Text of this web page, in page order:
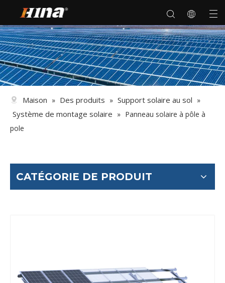
Maison » Des produits » Support solaire au sol »
Système de montage solaire » Panneau solaire à pôle à
pole
CATÉGORIE DE PRODUIT